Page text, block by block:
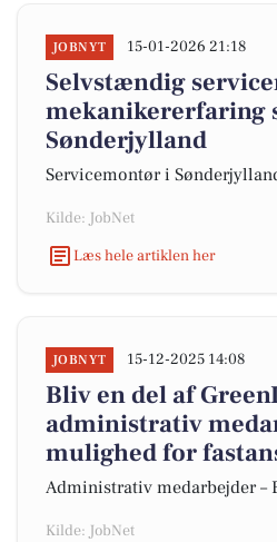
JOBNYT 15-01-2026 21:18
Selvstændig
mekanikererfaring
Sønderjylland
Servicemontør i
Kilde: JobNet
Læs hele artiklen her
JOBNYT 15-12-2025 14:08
Bliv en del af
administrativ
mulighed for
Administrativ medarbejder –
Kilde: JobNet